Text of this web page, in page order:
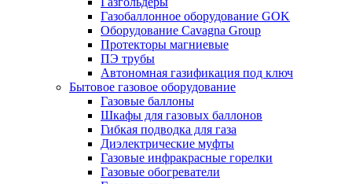
Газобаллонное оборудование GOK
Оборудование Cavagna Group
Протекторы магниевые
ПЭ трубы
Автономная газификация под ключ
Бытовое газовое оборудование
Газовые баллоны
Шкафы для газовых баллонов
Гибкая подводка для газа
Диэлектрические муфты
Газовые инфракрасные горелки
Газовые обогреватели